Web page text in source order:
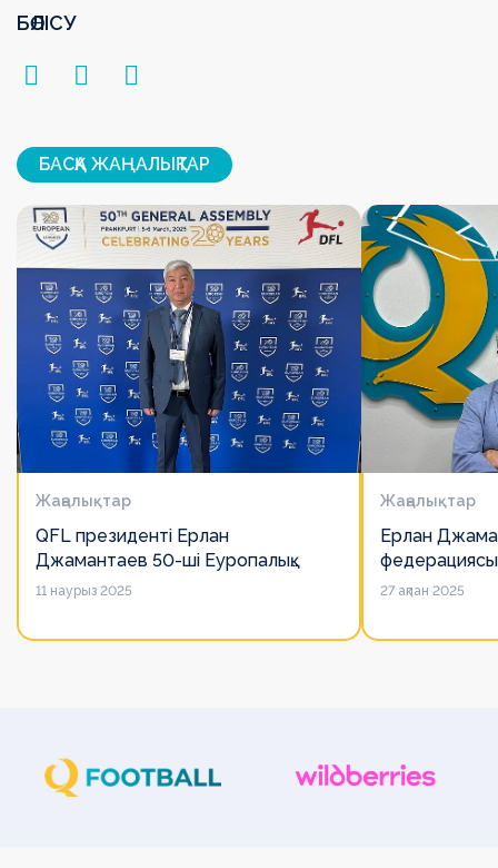
БӨЛІСУ
БАСҚА ЖАҢАЛЫҚТАР
Жаңалықтар
QFL президенті Ерлан
Джамантаев 50-ші Еуропалық
лигалар Бас ассамблеясына
11 наурыз 2025
Жаңалықтар
Ерлан
есімін
27 ақпан 2025